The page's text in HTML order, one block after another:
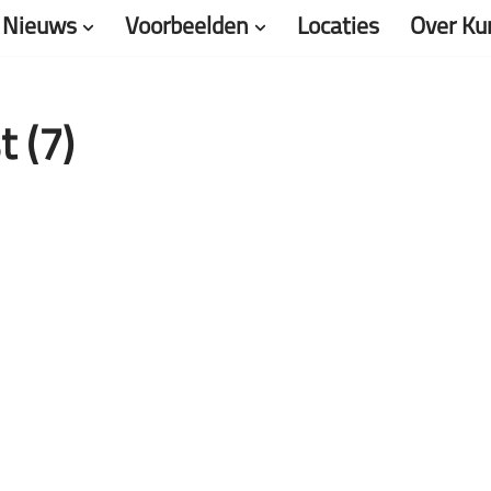
Nieuws Voorbeelden Locaties Over
(7)